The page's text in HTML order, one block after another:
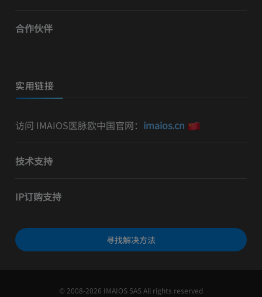
合作伙伴
实用链接
访问 IMAIOS医脉欧中国官网： imaios.cn
技术支持
IP订购支持
寻找解决方法
© 2008-2026 IMAIOS SAS All rights reserved